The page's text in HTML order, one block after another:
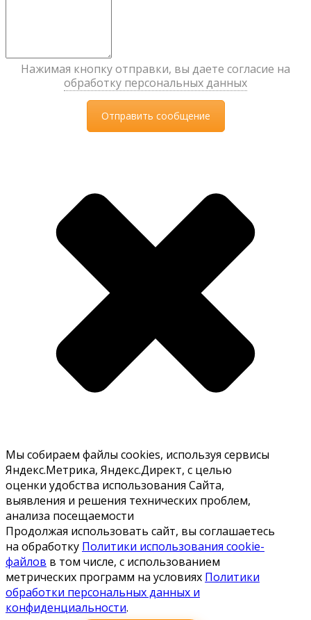
Нажимая кнопку отправки, вы даете согласие на
обработку персональных данных
Мы собираем файлы cookies, используя сервисы
Яндекс.Метрика, Яндекс.Директ, с целью
оценки удобства использования Сайта,
выявления и решения технических проблем,
анализа посещаемости
Продолжая использовать сайт, вы соглашаетесь
на обработку Политики использования cookie-
файлов в том числе, с использованием
метрических программ на условиях Политики
обработки персональных данных и
конфиденциальности.